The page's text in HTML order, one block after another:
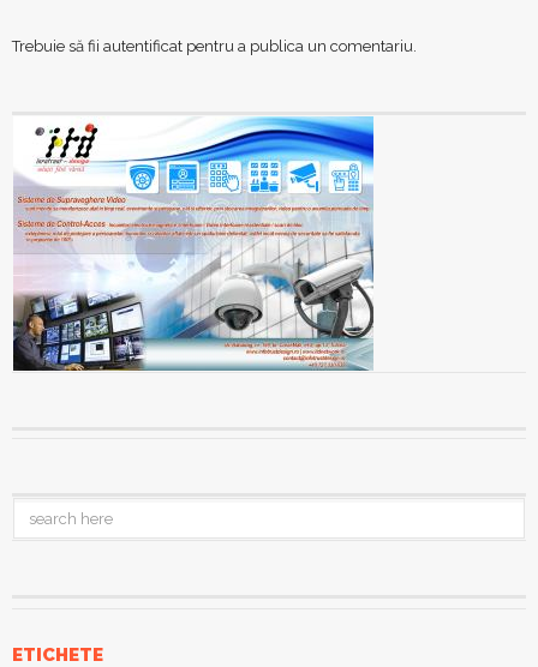
Trebuie să fii autentificat pentru a publica un comentariu.
ETICHETE